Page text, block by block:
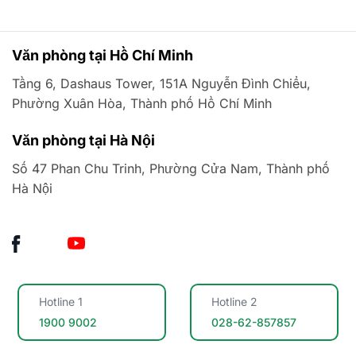
Văn phòng tại Hồ Chí Minh
Tầng 6, Dashaus Tower, 151A Nguyễn Đình Chiểu,
Phường Xuân Hòa, Thành phố Hồ Chí Minh
Văn phòng tại Hà Nội
Số 47 Phan Chu Trinh, Phường Cửa Nam, Thành phố
Hà Nội
Hotline 1
1900 9002
Hotline 2
028-62-857857